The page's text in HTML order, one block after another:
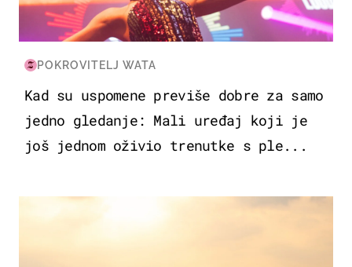
POKROVITELJ WATA
Kad su uspomene previše dobre za samo
jedno gledanje: Mali uređaj koji je
još jednom oživio trenutke s ple...